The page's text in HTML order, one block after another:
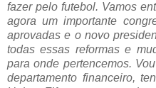
fazer pelo futebol. Vamos
agora um importante
aprovadas e o novo
todas essas reformas e
para onde pertencemos.
departamento financeiro,